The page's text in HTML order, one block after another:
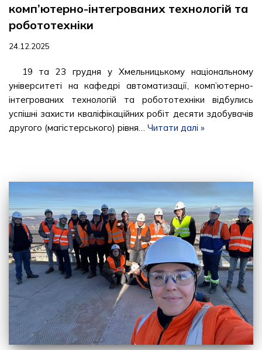
комп’ютерно-інтегрованих технологій та
робототехніки
24.12.2025
19 та 23 грудня у Хмельницькому національному
університеті на кафедрі автоматизації, комп’ютерно-
інтегрованих технологій та робототехніки відбулись
успішні захисти кваліфікаційних робіт десяти здобувачів
другого (магістерського) рівня… Читати далі »